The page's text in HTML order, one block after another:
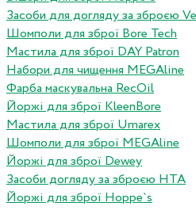
Засоби для догляду за зброєю
Шомполи для зброї Bore Tech
Мастила для зброї DAY Patron
Набори для чищення MEGAline
Фарба маскувальна RecOil
Йоржі для зброї KleenBore
Мастила для зброї Umarex
Шомполи для зброї MEGAline
Йоржі для зброї Dewey
Засоби догляду за зброєю HTA
Йоржі для зброї Hoppe`s